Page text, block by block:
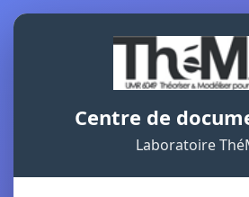
Centre de
Laboratoire